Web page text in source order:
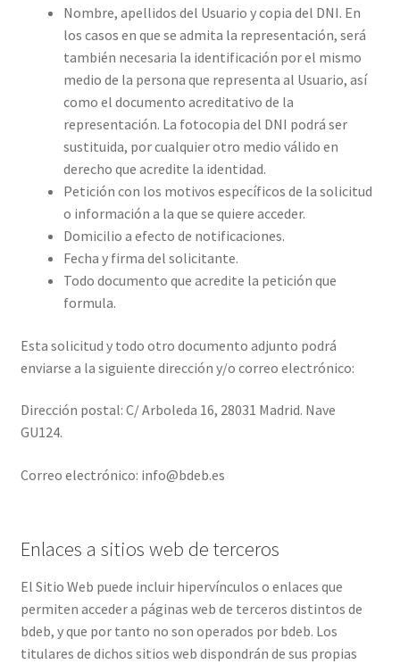
Nombre, apellidos del Usuario y copia del DNI. En
los casos en que se admita la representación, será
también necesaria la identificación por el mismo
medio de la persona que representa al Usuario, así
como el documento acreditativo de la
representación. La fotocopia del DNI podrá ser
sustituida, por cualquier otro medio válido en
derecho que acredite la identidad.
Petición con los motivos específicos de la solicitud
o información a la que se quiere acceder.
Domicilio a efecto de notificaciones.
Fecha y firma del solicitante.
Todo documento que acredite la petición que
formula.
Esta solicitud y todo otro documento adjunto podrá
enviarse a la siguiente dirección y/o correo electrónico:
Dirección postal: C/ Arboleda 16, 28031 Madrid. Nave
GU124.
Correo electrónico: info@bdeb.es
Enlaces a sitios web de terceros
El Sitio Web puede incluir hipervínculos o enlaces que
permiten acceder a páginas web de terceros distintos de
bdeb, y que por tanto no son operados por bdeb. Los
titulares de dichos sitios web dispondrán de sus propias